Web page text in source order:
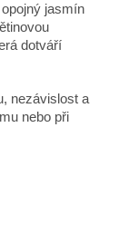
jasmín
dotváří
nezávislost a
nebo při